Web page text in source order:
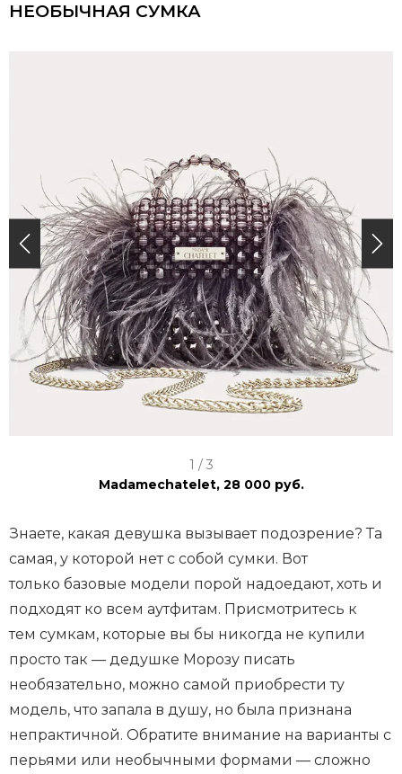
НЕОБЫЧНАЯ СУМКА
m
1
o
f
3
1 / 3
Madamechatelet, 28 000 руб.
Знаете, какая девушка вызывает подозрение? Та
самая, у которой нет с собой сумки. Вот
только базовые модели порой надоедают, хоть и
подходят ко всем аутфитам. Присмотритесь к
тем сумкам, которые вы бы никогда не купили
просто так — дедушке Морозу писать
необязательно, можно самой приобрести ту
модель, что запала в душу, но была признана
непрактичной. Обратите внимание на варианты с
перьями или необычными формами — сложно